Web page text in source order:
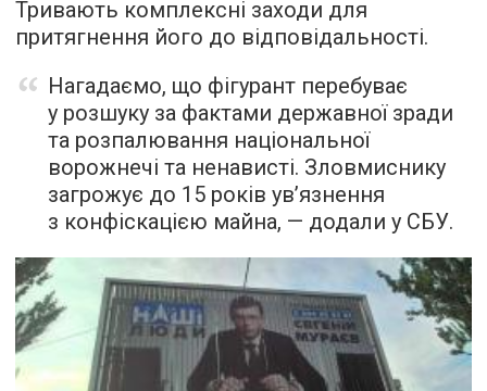
Тривають комплексні заходи для
притягнення його до відповідальності.
Нагадаємо, що фігурант перебуває
у розшуку за фактами державної зради
та розпалювання національної
ворожнечі та ненависті. Зловмиснику
загрожує до 15 років ув’язнення
з конфіскацією майна, — додали у СБУ.